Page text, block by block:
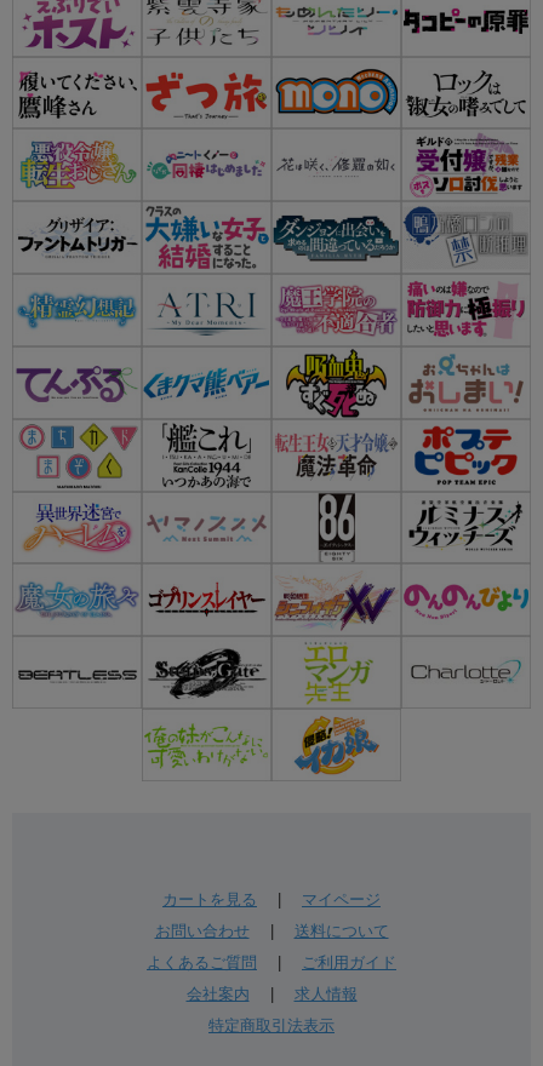
カートを見る
マイページ
お問い合わせ| 送料について
よくあるご質問
ご利用ガイド
会社案内
求人情報
特定商取引法表示